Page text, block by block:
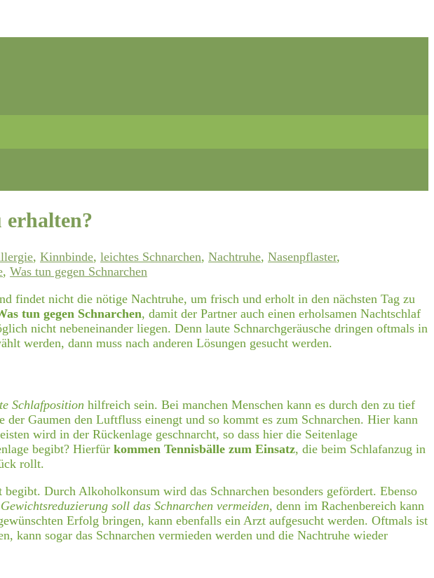
erhalten?
, Kinnbinde, leichtes Schnarchen, Nachtruhe, Nasenpflaster,
, Was tun gegen Schnarchen
findet nicht die nötige Nachtruhe, um frisch und erholt in den nächsten Tag zu
tun gegen Schnarchen, damit der Partner auch einen erholsamen Nachtschlaf
nicht nebeneinander liegen. Denn laute Schnarchgeräusche dringen oftmals in
werden, dann muss nach anderen Lösungen gesucht werden.
Schlafposition hilfreich sein. Bei manchen Menschen kann es durch den zu tief
Gaumen den Luftfluss einengt und so kommt es zum Schnarchen. Hier kann
wird in der Rückenlage geschnarcht, so dass hier die Seitenlage
begibt? Hierfür kommen Tennisbälle zum Einsatz, die beim Schlafanzug in
rollt.
Durch Alkoholkonsum wird das Schnarchen besonders gefördert. Ebenso
Gewichtsreduzierung soll das Schnarchen vermeiden, denn im Rachenbereich kann
Erfolg bringen, kann ebenfalls ein Arzt aufgesucht werden. Oftmals ist
kann sogar das Schnarchen vermieden werden und die Nachtruhe wieder